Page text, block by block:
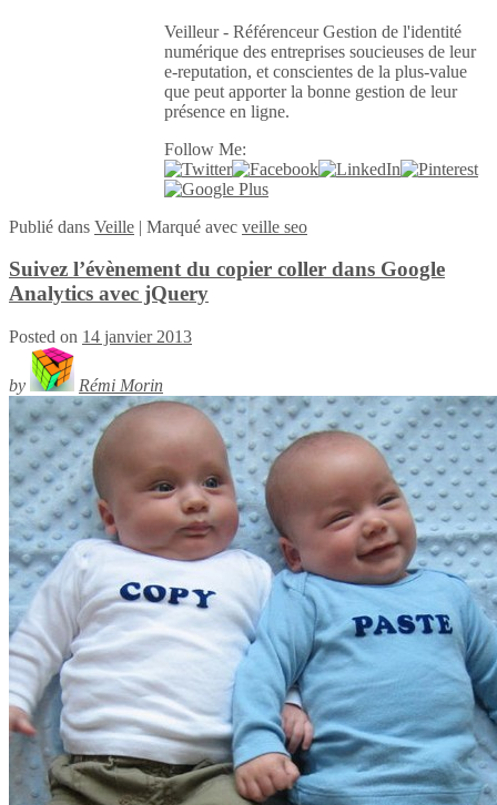
Veilleur - Référenceur Gestion de l'identité
numérique des entreprises soucieuses de leur
e-reputation, et conscientes de la plus-value
que peut apporter la bonne gestion de leur
présence en ligne.
Follow Me:
Publié dans Veille | Marqué avec veille seo
Suivez l’évènement du copier coller dans Google
Analytics avec jQuery
Posted on 14 janvier 2013
by Rémi Morin